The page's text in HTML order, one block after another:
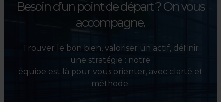
Besoin d’un point de départ ?On vous
accompagne.
Trouver le bon bien, valoriser un actif, définir
une stratégie : notre
équipe est là pour vous orienter, avec clarté et
méthode.